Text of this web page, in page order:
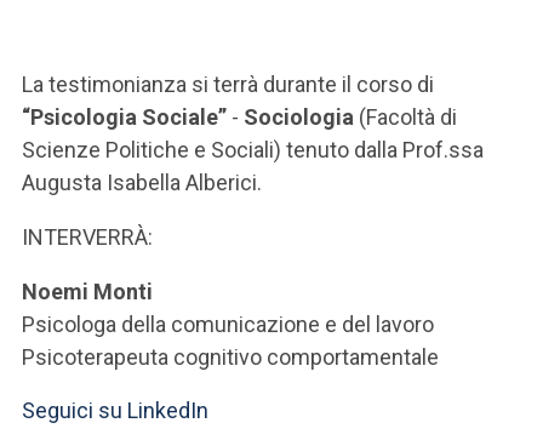
ACCEDI A CLOUDMAIL
La testimonianza si terrà durante il corso di
“Psicologia Sociale” - Sociologia (Facoltà di
Scienze Politiche e Sociali) tenuto dalla Prof.ssa
Augusta Isabella Alberici.
INTERVERRÀ:
Noemi Monti
Psicologa della comunicazione e del lavoro
Psicoterapeuta cognitivo comportamentale
Seguici su LinkedIn